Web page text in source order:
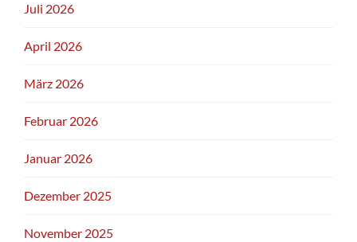
Juli 2026
April 2026
März 2026
Februar 2026
Januar 2026
Dezember 2025
November 2025